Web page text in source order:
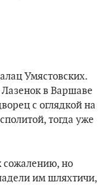
Умястовских.
в Варшаве
с оглядкой на
тогда уже
сожалению, но
им шляхтичи,